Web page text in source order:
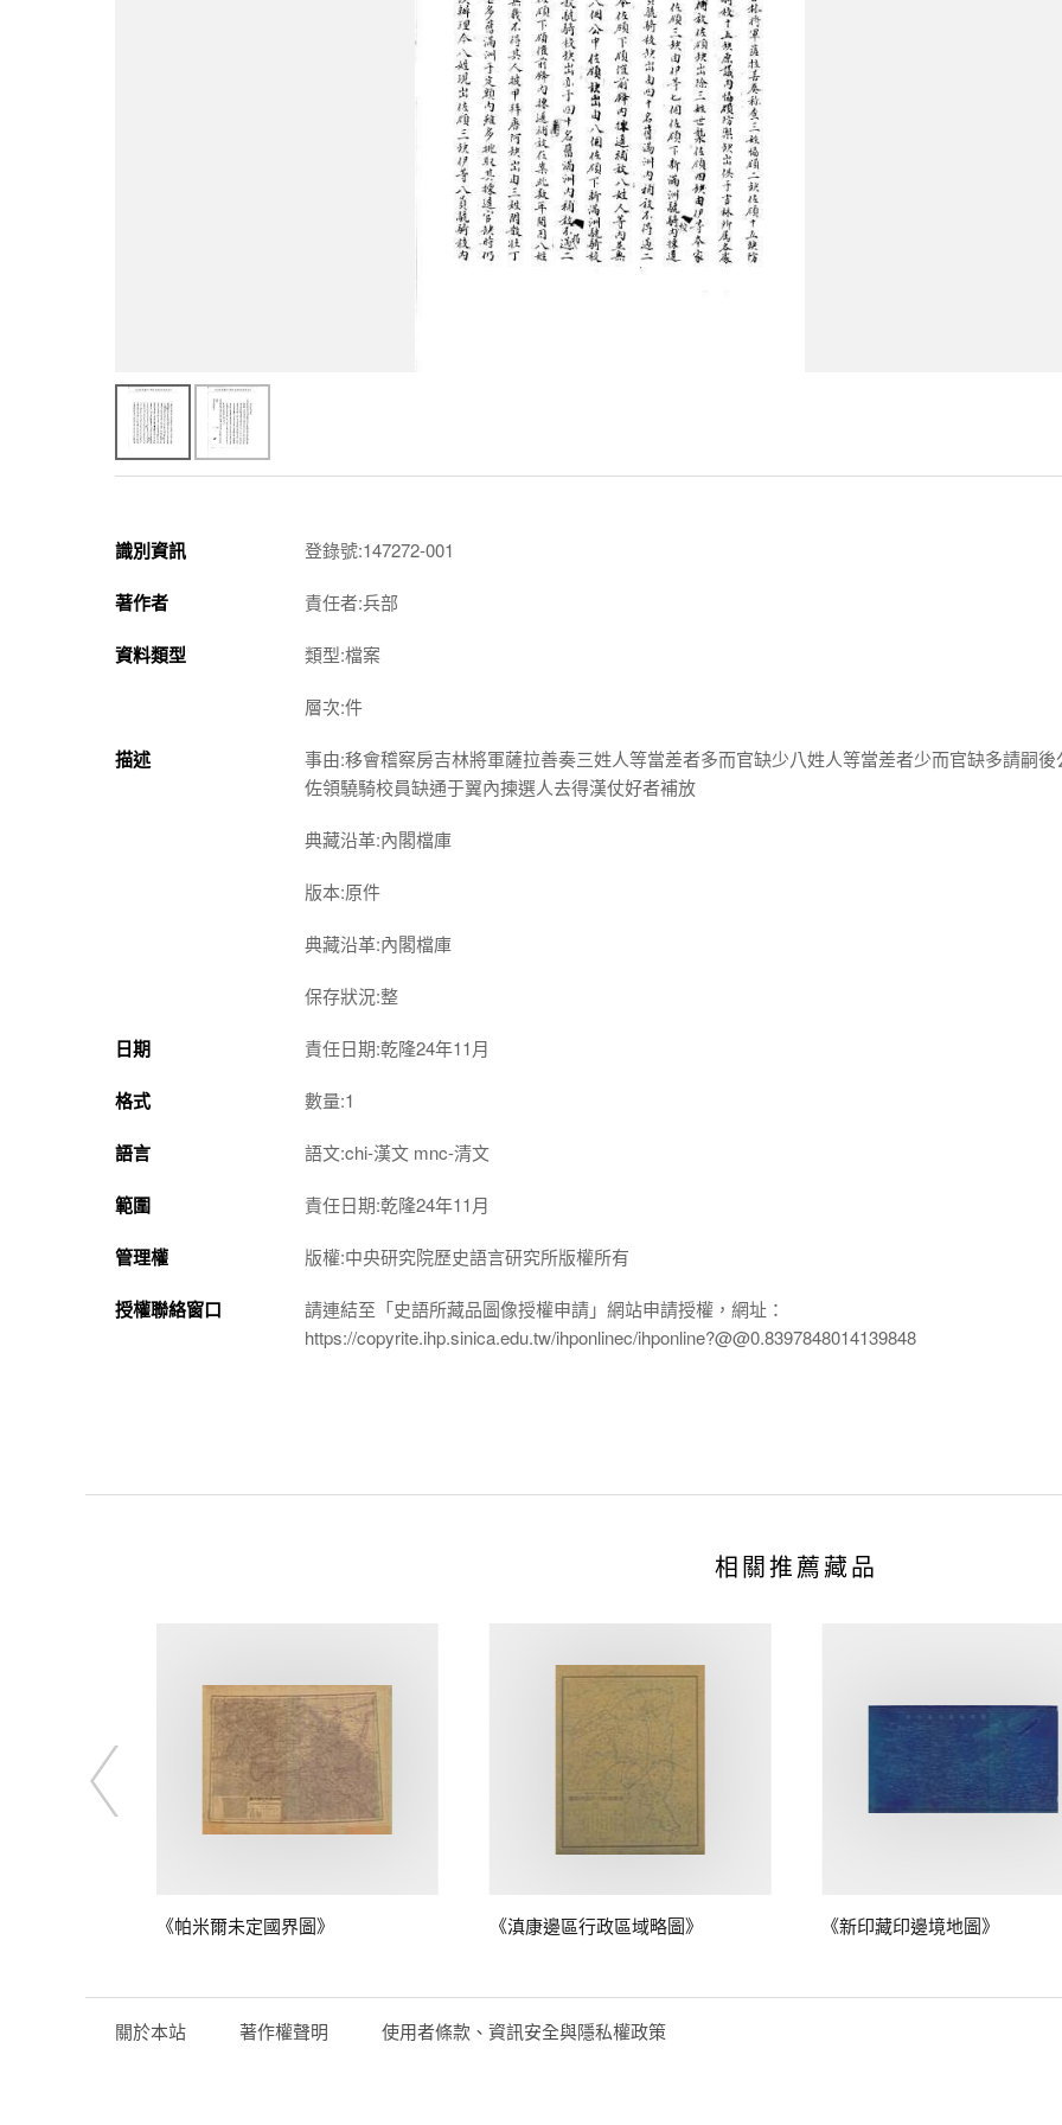
識別資訊 登錄號:147272-001
著作者 責任者:兵部
資料類型 類型:檔案
層次:件
描述
事由:移會稽察房吉林將軍薩拉善奏三姓人等當差者多而官缺少八姓人等當差者少而官缺多請嗣後
佐領驍騎校員缺通于翼內揀選人去得漢仗好者補放
典藏沿革:內閣檔庫
版本:原件
典藏沿革:內閣檔庫
保存狀況:整
日期 責任日期:乾隆24年11月
格式 數量:1
語言 語文:chi-漢文 mnc-清文
範圍 責任日期:乾隆24年11月
管理權 版權:中央研究院歷史語言研究所版權所有
授權聯絡窗口
請連結至「史語所藏品圖像授權申請」網站申請授權，網址：
https://copyrite.ihp.sinica.edu.tw/ihponlinec/ihponline?@@0.8397848014139848
相關推薦藏品
《帕米爾未定國界圖》 《滇康邊區行政區域略圖》 《新印藏印邊境地圖》
關於本站 著作權聲明 使用者條款、資訊安全與隱私權政策